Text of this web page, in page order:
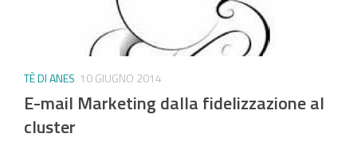
TÈ DI ANES 10 GIUGNO 2014
E-mail Marketing dalla fidelizzazione al
cluster